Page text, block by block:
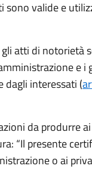
sono valide e
atti di notorietà
e
dagli interessati (
da produrre
“Il presente
o ai